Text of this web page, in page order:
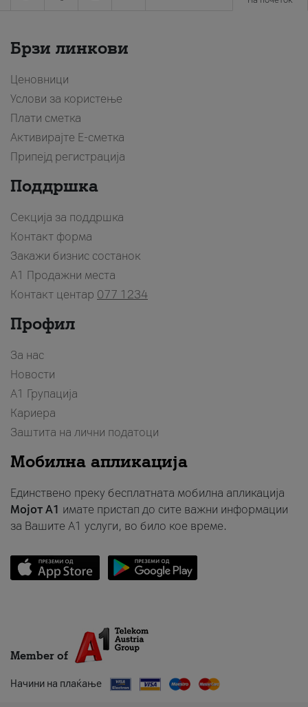
Брзи линкови
Ценовници
Услови за користење
Плати сметка
Активирајте Е-сметка
Припејд регистрација
Поддршка
Секција за поддршка
Контакт форма
Закажи бизнис состанок
A1 Продажни места
Контакт центар 077 1234
Профил
За нас
Новости
А1 Групација
Кариера
Заштита на лични податоци
Мобилна апликација
Единствено преку бесплатната мобилна апликација
Мојот A1 имате пристап до сите важни информации
за Вашите A1 услуги, во било кое време.
Member of
Начини на плаќање